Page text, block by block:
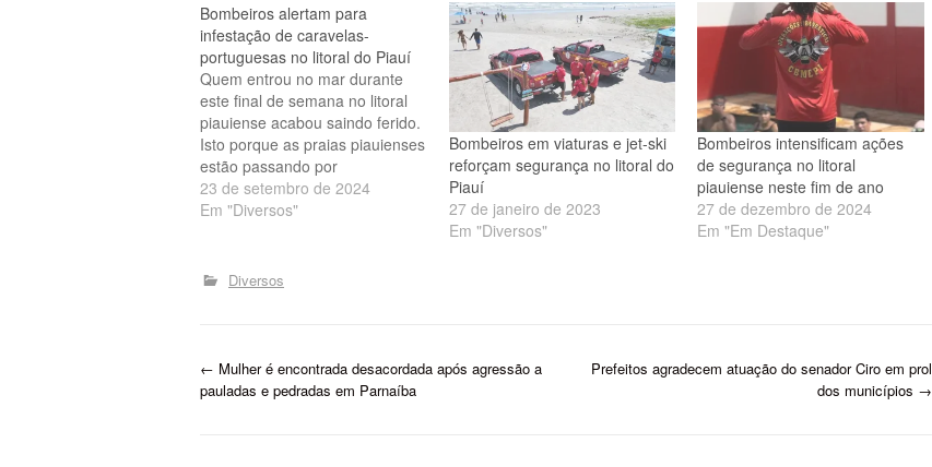
Bombeiros alertam para
infestação de caravelas-
portuguesas no litoral do Piauí
Quem entrou no mar durante
este final de semana no litoral
piauiense acabou saindo ferido.
Isto porque as praias piauienses
estão passando por
uma infestação de caravelas-
portuguesas. As caravelas-
uma vela de barco e flutuam
23 de setembro de 2024
Em "Diversos"
Bombeiros em viaturas e jet-ski
reforçam segurança no litoral do
Piauí
27 de janeiro de 2023
Em "Diversos"
Bombeiros intensificam ações
de segurança no litoral
piauiense neste fim de ano
27 de dezembro de 2024
Em "Em Destaque"
Diversos
P
← Mulher é encontrada desacordada após agressão a
pauladas e pedradas em Parnaíba
Prefeitos agradecem atuação do senador Ciro em prol
dos municípios →